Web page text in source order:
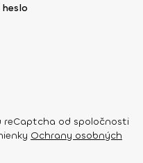
reCaptcha od spoločnosti
Ochrany osobných